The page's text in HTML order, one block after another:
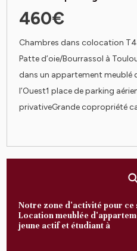
460€
Chambres dans colocation
Patte d’oie/Bourrassol à
dans un appartement meublé
l’Ouest1 place de parking
privativeGrande copropriété
Notre zone d'activité pour ce
Location meublée
jeune actif et étudiant à